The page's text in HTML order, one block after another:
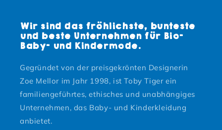
Wir sind das fröhlichste, bunteste
und beste Unternehmen für Bio-
Baby- und Kindermode.
Gegründet von der preisgekrönten Designerin
Zoe Mellor im Jahr 1998, ist Toby Tiger ein
familiengeführtes, ethisches und unabhängiges
Unternehmen, das Baby- und Kinderkleidung
anbietet.